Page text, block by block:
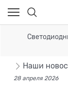
Наши
28 апреля 2026